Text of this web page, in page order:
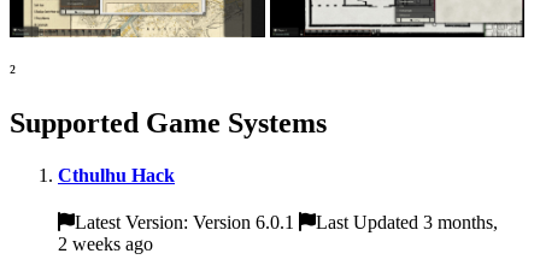
²
Supported Game Systems
Cthulhu Hack
Latest Version: Version 6.0.1
Last Updated 3 months,
2 weeks ago